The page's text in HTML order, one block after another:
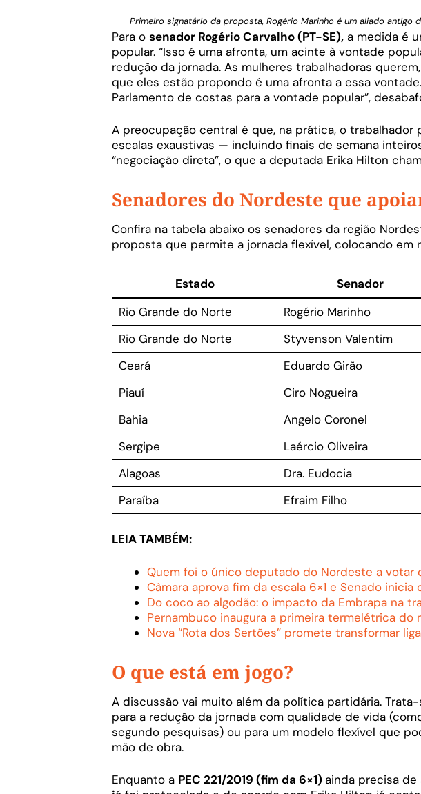
Primeiro signatário da proposta, Rogério Marinho é um aliado antigo
Para o senador Rogério Carvalho (PT-SE), a medida é
popular. “Isso é uma afronta, um acinte à vontade
redução da jornada. As mulheres trabalhadoras
que eles estão propondo é uma afronta a essa
Parlamento de costas para a vontade popular”,
A preocupação central é que, na prática, o trabalhador
escalas exaustivas — incluindo finais de semana
“negociação direta”, o que a deputada Erika Hilton
Senadores do Nordeste que
Confira na tabela abaixo os senadores da região
proposta que permite a jornada flexível, colocando em
Estado Senador
Rio Grande do Norte
Rogério Marinho
Rio Grande do Norte
Styvenson Valentim
Ceará
Eduardo Girão
Piauí
Ciro Nogueira
Bahia
Angelo Coronel
Sergipe
Laércio Oliveira
Alagoas
Dra. Eudocia
Paraíba
Efraim Filho
LEIA TAMBÉM:
Quem foi o único deputado do Nordeste a votar
Câmara aprova fim da escala 6×1 e Senado inicia
Do coco ao algodão: o impacto da Embrapa na
Pernambuco inaugura a primeira termelétrica do
Nova “Rota dos Sertões” promete transformar
O que está em jogo?
A discussão vai muito além da política partidária.
para a redução da jornada com qualidade de vida
segundo pesquisas) ou para um modelo flexível que
mão de obra.
Enquanto a PEC 221/2019 (fim da 6×1) ainda precisa de